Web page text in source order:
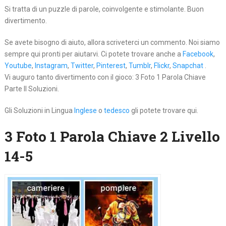
Si tratta di un puzzle di parole, coinvolgente e stimolante. Buon
divertimento.
Se avete bisogno di aiuto, allora scriveterci un commento. Noi siamo
sempre qui pronti per aiutarvi. Ci potete trovare anche a Facebook,
Youtube, Instagram, Twitter, Pinterest, Tumblr, Flickr, Snapchat.
Vi auguro tanto divertimento con il gioco: 3 Foto 1 Parola Chiave
Parte II Soluzioni.
Gli Soluzioni in Lingua Inglese o tedesco gli potete trovare qui.
3 Foto 1 Parola Chiave 2 Livello
14-5